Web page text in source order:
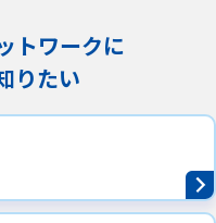
トワークに
りたい